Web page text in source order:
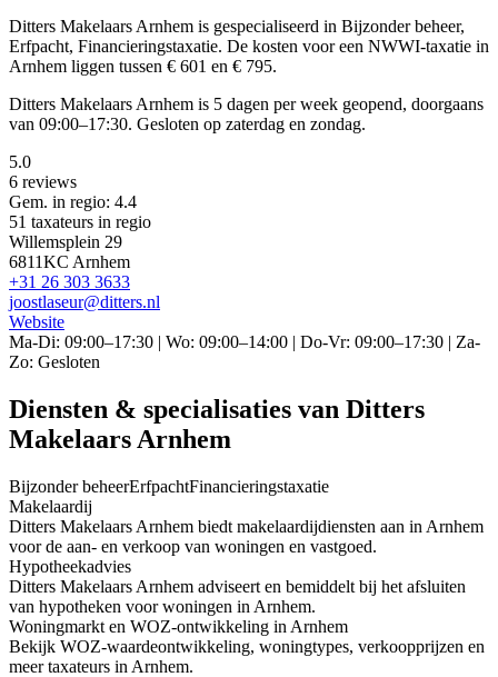
Ditters Makelaars Arnhem is gespecialiseerd in Bijzonder beheer,
Erfpacht, Financieringstaxatie. De kosten voor een NWWI-taxatie in
Arnhem liggen tussen € 601 en € 795.
Ditters Makelaars Arnhem is 5 dagen per week geopend, doorgaans
van 09:00–17:30. Gesloten op zaterdag en zondag.
5.0
6 reviews
Gem. in regio: 4.4
51 taxateurs in regio
Willemsplein 29
6811KC Arnhem
+31 26 303 3633
joostlaseur@ditters.nl
Website
Ma-Di: 09:00–17:30 | Wo: 09:00–14:00 | Do-Vr: 09:00–17:30 | Za-
Zo: Gesloten
Diensten & specialisaties van Ditters
Makelaars Arnhem
Bijzonder beheerErfpachtFinancieringstaxatie
Makelaardij
Ditters Makelaars Arnhem biedt makelaardijdiensten aan in Arnhem
voor de aan- en verkoop van woningen en vastgoed.
Hypotheekadvies
Ditters Makelaars Arnhem adviseert en bemiddelt bij het afsluiten
van hypotheken voor woningen in Arnhem.
Woningmarkt en WOZ-ontwikkeling in Arnhem
Bekijk WOZ-waardeontwikkeling, woningtypes, verkoopprijzen en
meer taxateurs in Arnhem.